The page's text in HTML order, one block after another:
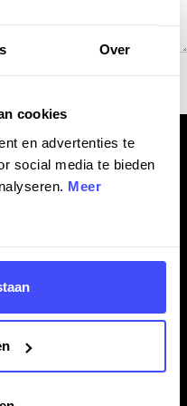
Over
cookies
en advertenties te
social media te bieden
Meer